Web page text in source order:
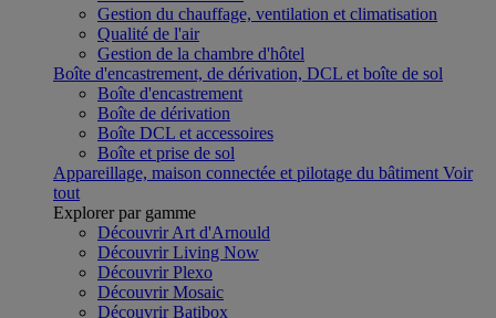
Gestion du chauffage, ventilation et climatisation
Qualité de l'air
Gestion de la chambre d'hôtel
Boîte d'encastrement, de dérivation, DCL et boîte de sol
Boîte d'encastrement
Boîte de dérivation
Boîte DCL et accessoires
Boîte et prise de sol
Appareillage, maison connectée et pilotage du bâtiment Voir
tout
Explorer par gamme
Découvrir Art d'Arnould
Découvrir Living Now
Découvrir Plexo
Découvrir Mosaic
Découvrir Batibox